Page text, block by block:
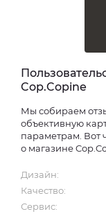
Cop.Copine
Мы собираем
объективную
параметрам. Вот
о магазине
Дизайн:
Качество:
Сервис: